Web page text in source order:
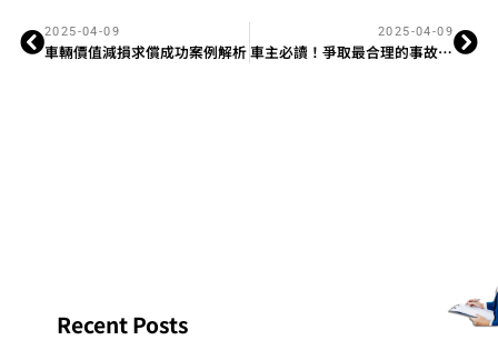
2025-04-09
車輛價值減損求償成功案例解析
2025-04-09
車主必讀！爭取最合理的事故折舊賠償